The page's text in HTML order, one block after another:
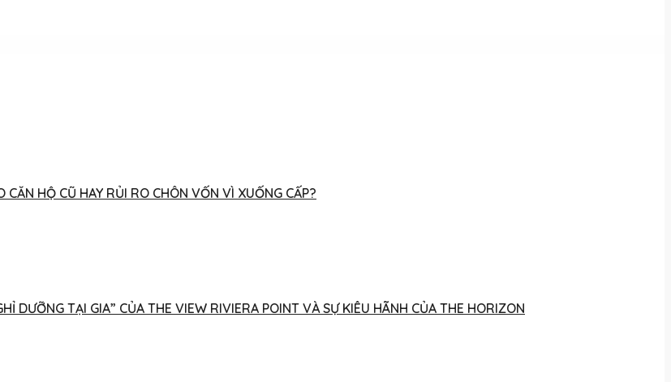
CĂN HỘ CŨ HAY RỦI RO CHÔN VỐN VÌ XUỐNG CẤP?
DƯỠNG TẠI GIA” CỦA THE VIEW RIVIERA POINT VÀ SỰ KIÊU HÃNH CỦA THE HORIZON